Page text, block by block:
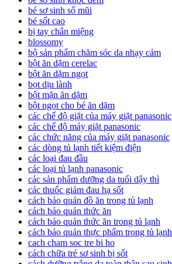
bé sơ sinh sổ mũi
bé sốt cao
bị tay chân miệng
blossomy
bộ sản phẩm chăm sóc da nhạy cảm
bột ăn dặm cerelac
bột ăn dặm ngọt
bọt dịu lành
bột mặn ăn dặm
bột ngọt cho bé ăn dặm
các chế độ giặt của máy giặt panasonic
các chế độ máy giặt panasonic
các chức năng của máy giặt panasonic
các dòng tủ lạnh tiết kiệm điện
các loại đau đầu
các loại tủ lạnh panasonic
các sản phẩm dưỡng da tuổi dậy thì
các thuốc giảm đau hạ sốt
cách bảo quản đồ ăn trong tủ lạnh
cách bảo quản thức ăn
cách bảo quản thức ăn trong tủ lạnh
cách bảo quản thực phẩm trong tủ lạnh
cach cham soc tre bi ho
cách chữa trẻ sơ sinh bị sốt